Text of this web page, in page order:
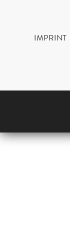
IMPRINT